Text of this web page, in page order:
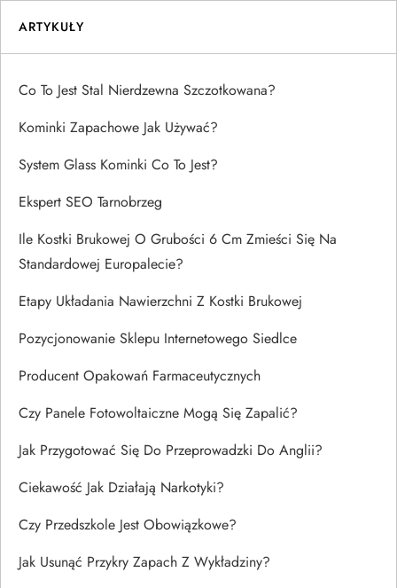
ARTYKUŁY
Co To Jest Stal Nierdzewna Szczotkowana?
Kominki Zapachowe Jak Używać?
System Glass Kominki Co To Jest?
Ekspert SEO Tarnobrzeg
Ile Kostki Brukowej O Grubości 6 Cm Zmieści Się Na
Standardowej Europalecie?
Etapy Układania Nawierzchni Z Kostki Brukowej
Pozycjonowanie Sklepu Internetowego Siedlce
Producent Opakowań Farmaceutycznych
Czy Panele Fotowoltaiczne Mogą Się Zapalić?
Jak Przygotować Się Do Przeprowadzki Do Anglii?
Ciekawość Jak Działają Narkotyki?
Czy Przedszkole Jest Obowiązkowe?
Jak Usunąć Przykry Zapach Z Wykładziny?